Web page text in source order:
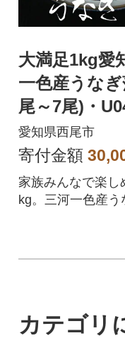
大満足1kg愛
一色産うな
尾～7尾)・
愛知県西尾市
寄付金額
家族みんなで楽し
kg。三河一色産う
カテゴリ